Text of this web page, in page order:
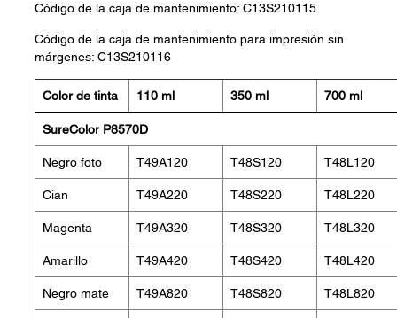
Código de la caja de mantenimiento: C13S210115
Código de la caja de mantenimiento para impresión sin
márgenes: C13S210116
Color de tinta 110 ml 350 ml 700 ml
SureColor P8570D
Negro foto T49A120 T48S120 T48L120
Cian T49A220 T48S220 T48L220
Magenta T49A320 T48S320 T48L320
Amarillo T49A420 T48S420 T48L420
Negro mate T49A820 T48S820 T48L820